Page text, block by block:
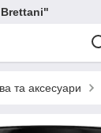
та аксесуари